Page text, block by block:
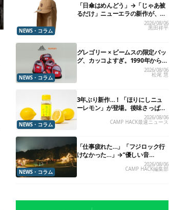
NEWS・コラム
「日傘はめんどう」→「じゃあ被
るだけ」ニューエラの新作が、真
2026/08/06
黒田祥平
NEWS・コラム
グレゴリー × ビームスの限定バッ
グ、カッコよすぎ。1990年から“3
年のみ使用”されていた、紫タグ
2026/08/06
松尾 慧
NEWS・コラム
3年ぶり新作…！「ほりにしニュ
ーレモン」が登場。後味さっぱり
の万能スパイス！【8月21日発
2026/08/06
CAMP HACK最速ニュース
NEWS・コラム
「仕事疲れた…」「フジロック行
けなかった…」→“優しい音
楽”と“大きな自然”で治癒。まだ間
2026/08/06
CAMP HACK編集部